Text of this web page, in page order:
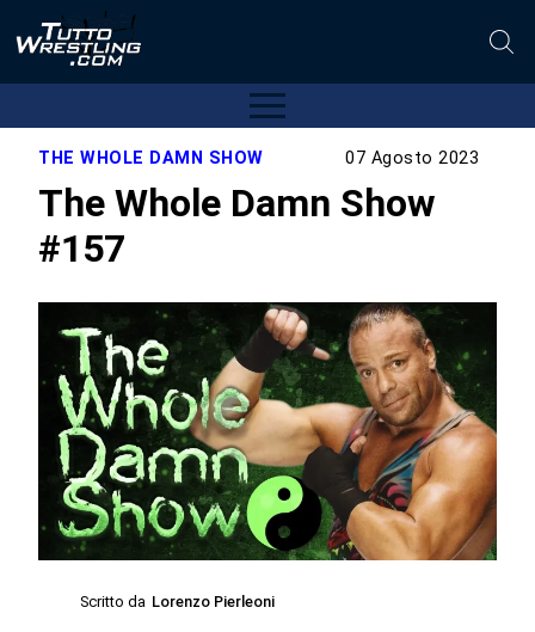
THE WHOLE DAMN SHOW 07 Agosto 2023
The Whole Damn Show
#157
Scritto da Lorenzo Pierleoni